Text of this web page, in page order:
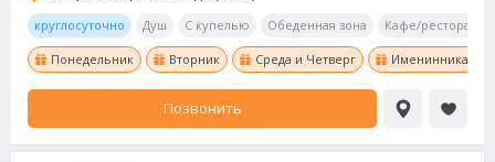
круглосуточно Душ С купелью Обеденная зона Кафе/ресторан
Понедельник Вторник Среда и Четверг Именинникам
Позвонить